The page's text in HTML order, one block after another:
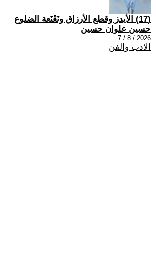
(17) الأيدز وقطع الأرزاق ونَعْنَعة الضلوع
حسين علوان حسين
2026 / 8 / 7
الادب والفن